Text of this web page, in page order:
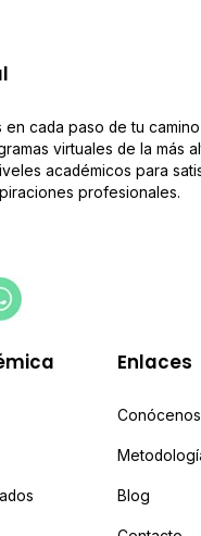
en cada paso de tu
virtuales de la más
académicos para
profesionales.
Enlaces
Conócenos
Blog